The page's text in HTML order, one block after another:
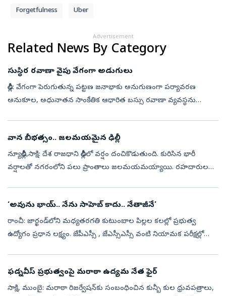
Forgetfulness Uber
Advertisement
Related News By Category
సుస్థిర రవాణా వైపు వేగంగా అడుగులు
ఢిల్లీ: వేగంగా పెరుగుతున్న పట్టణ జనాభాకు అనుగుణంగా పర్యావరణ
అనుకూల, అధునాతన సాంకేతిక ఆధారిత బస్సు రవాణా వ్యవస్థను
వాన బీభత్సం.. జలమయమైన ఢిల్లీ
న్యూఢిల్లీ,సాక్షి: దేశ రాజధాని ఢిల్లీలో వర్షం దంచికొడుతుంది. కురిసిన భారీ
వర్షాలతో నగరంలోని పలు ప్రాంతాలు జలమయమయ్యాయి. రహదారులపై
‘అవును భాయ్.. నేను సాహెబ్ కాదు.. నేతాజీనే’
రాంచీ: జార్ఖండ్‌లోని మధ్యతరగతి కుటుంబాల పిల్లల కలల్లో ప్రభుత్వ
ఉద్యోగం ప్రధాన లక్ష్యం. జేపీఎస్సీ , జేఎస్సీఎస్సీ వంటి నియామక పరీక్షల్లో
ఫడ్నవీస్ ప్ర‌భుత్వంపై మరాఠా ఉద్యమ నేత ఫైర్‌
సాక్షి, ముంబై: మరాఠా రిజర్వేషన్‌కు సంబంధించిన కున్బీ కుల ధ్రువపత్రాలు,